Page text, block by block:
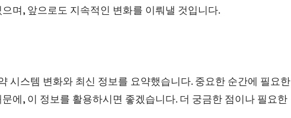
며, 앞으로도 지속적인 변화를 이뤄낼 것입니다.
시스템 변화와 최신 정보를 요약했습니다. 중요한 순간에 필요한
에, 이 정보를 활용하시면 좋겠습니다. 더 궁금한 점이나 필요한